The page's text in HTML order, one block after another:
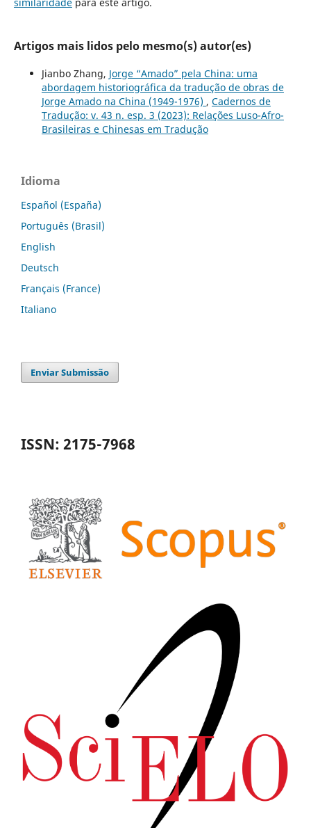
similaridadepara este artigo.
Artigos mais lidos pelo mesmo(s) autor(es)
Jianbo Zhang, Jorge “Amado” pela China: uma
abordagem historiográfica da tradução de obras de
Jorge Amado na China (1949-1976) , Cadernos de
Tradução: v. 43 n. esp. 3 (2023): Relações Luso-Afro-
Brasileiras e Chinesas em Tradução
Idioma
Español (España)
Português (Brasil)
English
Deutsch
Français (France)
Italiano
Enviar Submissão
ISSN: 2175-7968